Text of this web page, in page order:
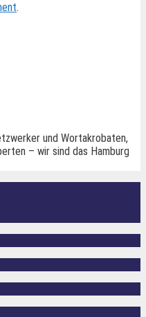
.
und Wortakrobaten,
– wir sind das Hamburg